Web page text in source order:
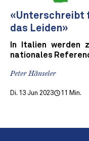
«Unterschreibt
das Leiden»
In Italien werden
nationales
Peter Hänseler
Di. 13 Jun 2023 11 Min.